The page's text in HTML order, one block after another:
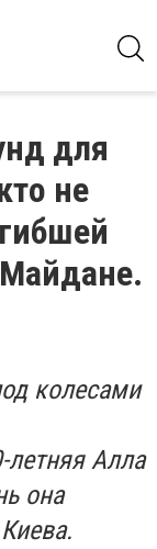
для
не
колесами
летняя Алла
она